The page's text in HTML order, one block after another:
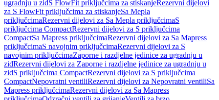
ugradnju u zidS FlowFit priključcima za stiskanjeRezervni dijelovi
za S FlowFit priključcima za stiskanjeSa Mepla
priključcimaRezervni dijelovi za Sa Mepla priključcimaS
priključcima CompactRezervni dijelovi za S priključcima
CompactSa Mapress priključcimaRezervni dijelovi za Sa Mapress
priključcimaS navojnim priključcimaRezervni dijelovi za S
navojnim priključcimaZaporne i razdjelne jedinice za ugradnju u
zidRezervni dijelovi za Zaporne i razdjelne jedinice za ugradnju u
zidS priključcima CompactRezervni dijelovi za S priključcima
CompactNepovratni ventiliRezervni dijelovi za Nepovratni ventiliSa
Mapress priključcimaRezervni dijelovi za Sa Mapress